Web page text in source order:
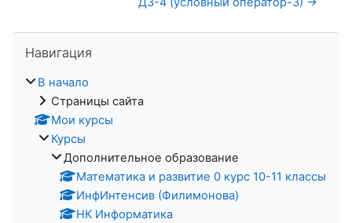
Навигация
В начало
Страницы сайта
Мои курсы
Курсы
Дополнительное образование
Математика и развитие 0 курс 10-11 классы
ИнфИнтенсив (Филимонова)
НК Информатика